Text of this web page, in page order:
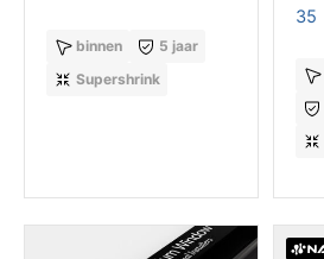
binnen
5 jaar
Supershrink
35